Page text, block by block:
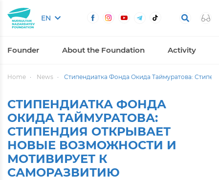
EN
Founder About the Foundation Activity
Home News Стипендиатка Фонда Окида Таймуратова:
СТИПЕНДИАТКА ФОНДА
ОКИДА ТАЙМУРАТОВА:
СТИПЕНДИЯ ОТКРЫВАЕТ
НОВЫЕ ВОЗМОЖНОСТИ И
МОТИВИРУЕТ К
САМОРАЗВИТИЮ